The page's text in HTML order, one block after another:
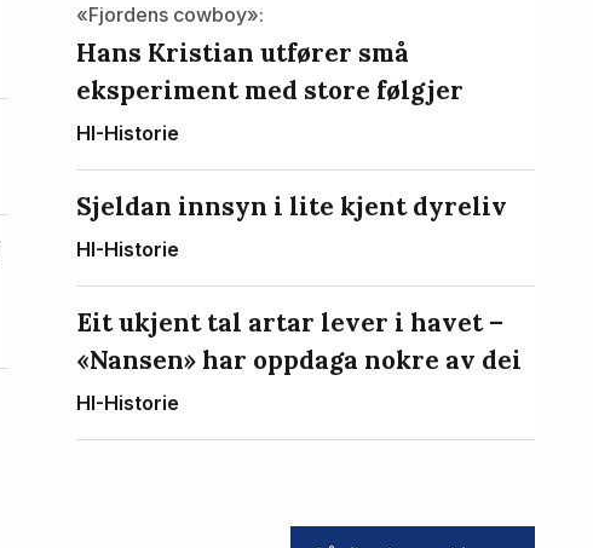
«Fjordens cowboy»:
Hans Kristian utfører små
eksperiment med store følgjer
HI-Historie
Sjeldan innsyn i lite kjent dyreliv
HI-Historie
Eit ukjent tal artar lever i havet –
«Nansen» har oppdaga nokre av dei
HI-Historie